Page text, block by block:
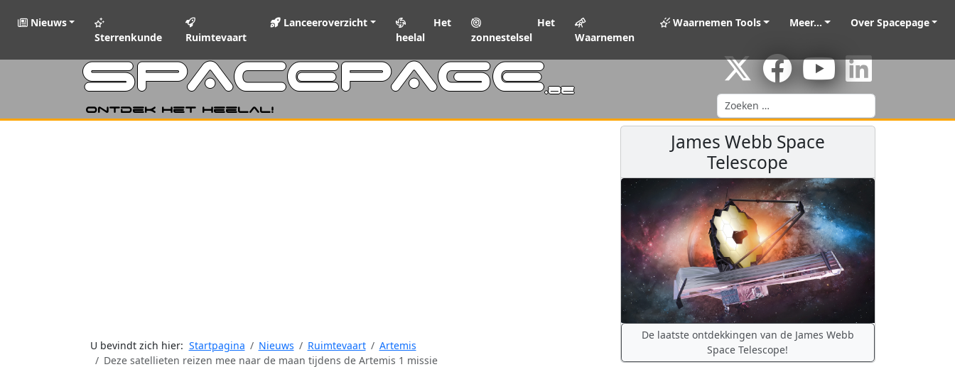
Nieuws
Sterrenkunde
Ruimtevaart
Lanceeroverzicht
Het
heelal
Het
zonnestelsel
Waarnemen
Waarnemen Tools Meer... Over Spacepage
SPACEPAGE.be
Ontdek het heelal!
Zoeken
U bevindt zich hier: Startpagina Nieuws Ruimtevaart
Artemis
Deze satellieten reizen mee naar de maan tijdens de Artemis 1 missie
James Webb Space
Telescope
De laatste ontdekkingen van de James Webb
Space Telescope!